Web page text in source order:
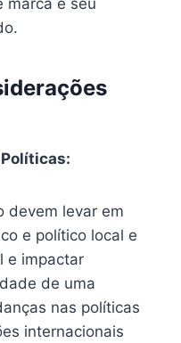
devem levar em
e político local e
e impactar
de uma
nas políticas
internacionais